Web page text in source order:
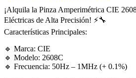
¡Alquila la Pinza Amperimétrica CIE
Eléctricas de Alta Precisión! ⚡🔧
Características Principales:
🔹 Marca: CIE
🔹 Modelo: 2608C
🔹 Frecuencia: 50Hz – 1MHz (+ 0.1%)